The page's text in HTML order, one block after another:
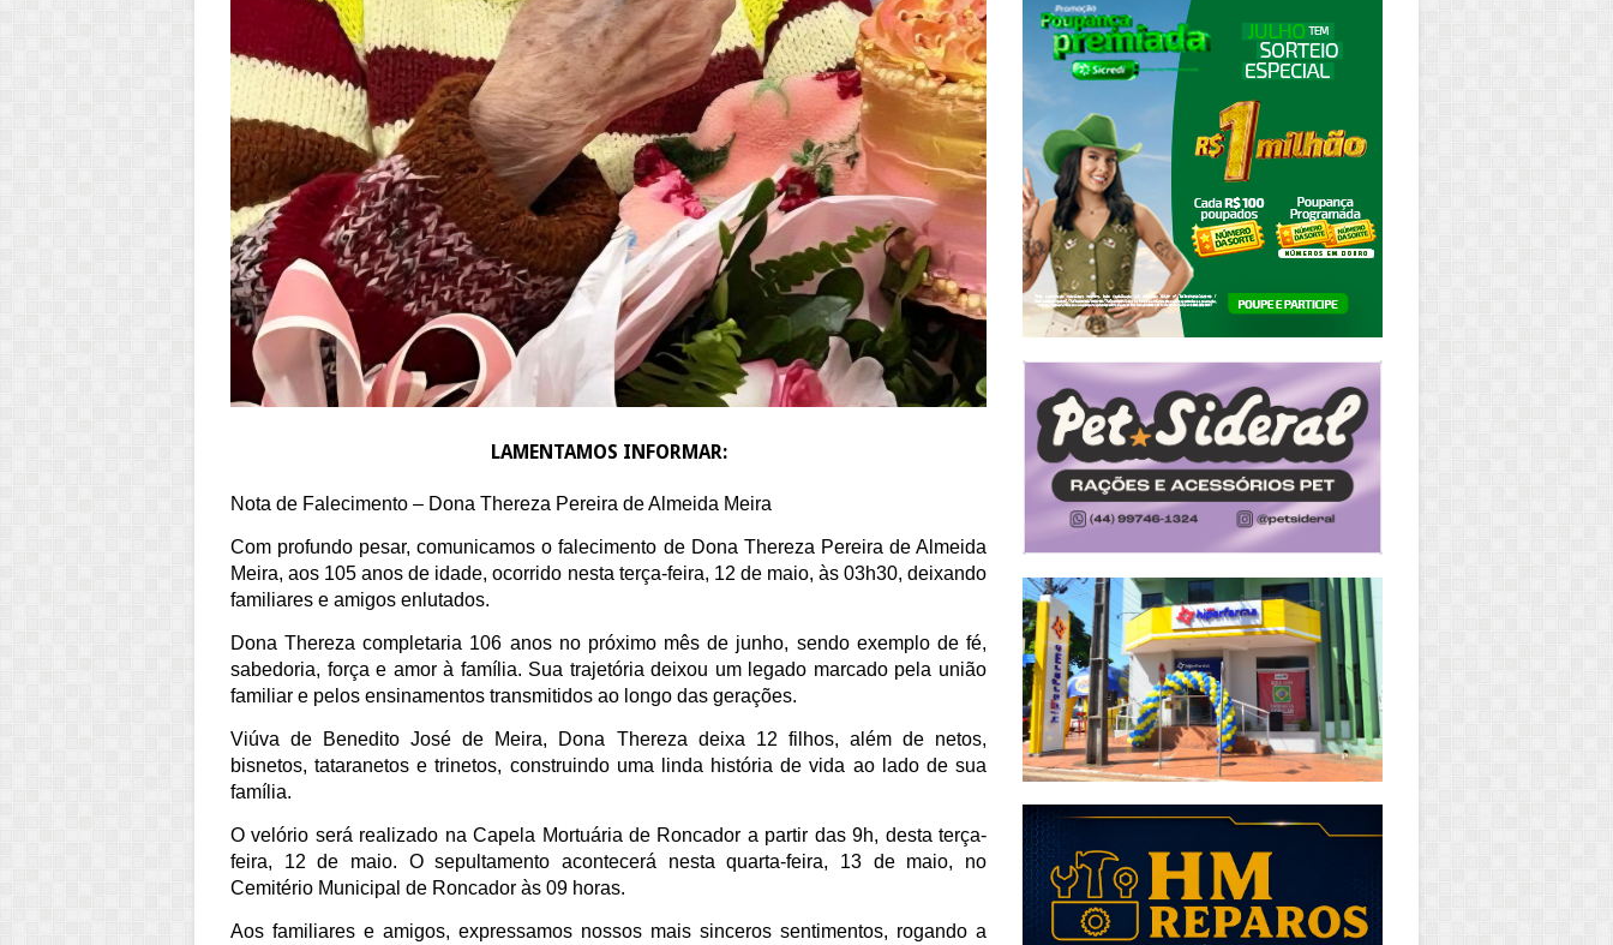
LAMENTAMOS INFORMAR:
Nota de Falecimento – Dona Thereza Pereira de Almeida Meira
Com profundo pesar, comunicamos o falecimento de Dona Thereza Pereira de Almeida
Meira, aos 105 anos de idade, ocorrido nesta terça-feira, 12 de maio, às 03h30, deixando
familiares e amigos enlutados.
Dona Thereza completaria 106 anos no próximo mês de junho, sendo exemplo de fé,
sabedoria, força e amor à família. Sua trajetória deixou um legado marcado pela união
familiar e pelos ensinamentos transmitidos ao longo das gerações.
Viúva de Benedito José de Meira, Dona Thereza deixa 12 filhos, além de netos,
bisnetos, tataranetos e trinetos, construindo uma linda história de vida ao lado de sua
família.
O velório será realizado na Capela Mortuária de Roncador a partir das 9h, desta terça-
feira, 12 de maio. O sepultamento acontecerá nesta quarta-feira, 13 de maio, no
Cemitério Municipal de Roncador às 09 horas.
Aos familiares e amigos, expressamos nossos mais sinceros sentimentos, rogando a